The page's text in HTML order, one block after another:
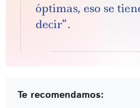
óptimas, eso se
decir”.
Te recomendamos: